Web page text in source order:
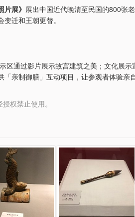
片展》 展出中国近代晚清至民国的800张
迁和王朝更替。
区通过影片展示故宫建筑之美；文化展
「亲制御膳」互动项目，让参观者体验亲
权禁止使用。